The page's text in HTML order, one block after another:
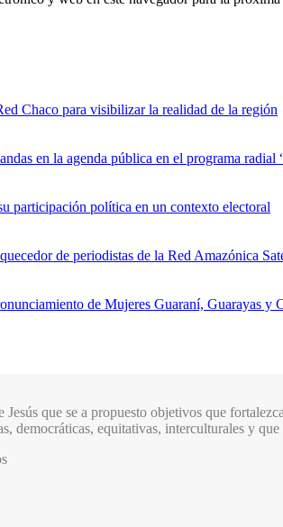
Chaco para visibilizar la realidad de la región
en la agenda pública en el programa radial
participación política en un contexto electoral
de periodistas de la Red Amazónica
de Mujeres Guaraní, Guarayas y
Jesús que se a propuesto objetivos que
democráticas, equitativas, interculturales y